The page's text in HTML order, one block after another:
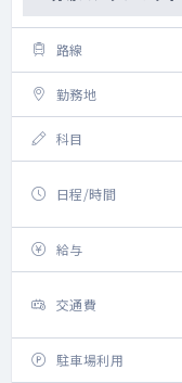
路線
勤務地
科目
日程/時間
給与
交通費
駐車場利用